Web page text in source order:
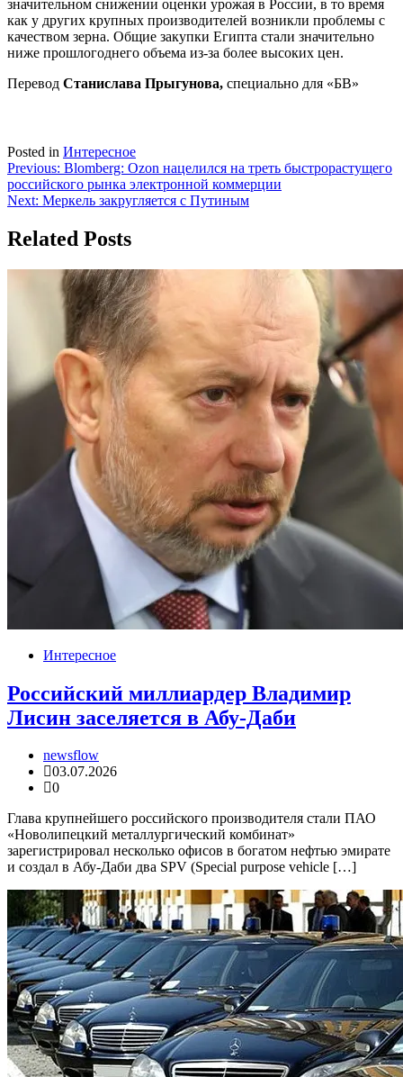
значительном снижении оценки урожая в России, в то время
как у других крупных производителей возникли проблемы с
качеством зерна. Общие закупки Египта стали значительно
ниже прошлогоднего объема из-за более высоких цен.
Перевод Станислава Прыгунова, специально для «БВ»
Posted in Интересное
Навигация
по
Previous: Blomberg: Ozon нацелился на треть быстрорастущего
российского рынка электронной коммерции
Next: Меркель закругляется с Путиным
Related Posts
Интересное
Российский миллиардер Владимир
Лисин заселяется в Абу-Даби
newsflow
03.07.2026
0
Глава крупнейшего российского производителя стали ПАО
«Новолипецкий металлургический комбинат»
зарегистрировал несколько офисов в богатом нефтью эмирате
и создал в Абу-Даби два SPV (Special purpose vehicle […]